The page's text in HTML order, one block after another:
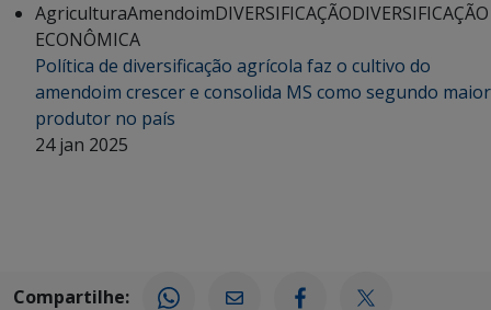
AgriculturaAmendoimDIVERSIFICAÇÃODIVERSIFICAÇÃO
ECONÔMICA
Política de diversificação agrícola faz o cultivo do
amendoim crescer e consolida MS como segundo maior
produtor no país
24 jan 2025
Compartilhe: